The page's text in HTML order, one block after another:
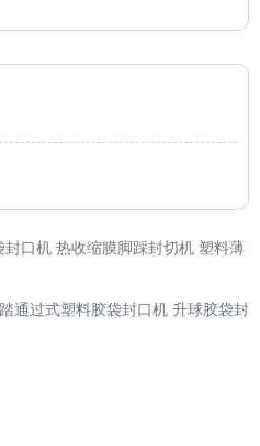
口机 热收缩膜脚踩封切机 塑料薄
通过式塑料胶袋封口机 升球胶袋封